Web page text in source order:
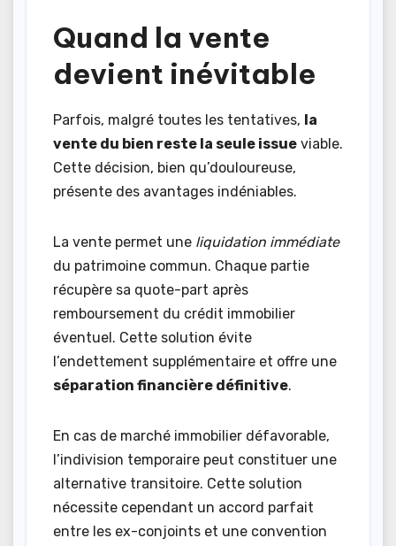
Quand la vente
devient inévitable
Parfois, malgré toutes les tentatives, la
vente du bien reste la seule issue viable.
Cette décision, bien qu’douloureuse,
présente des avantages indéniables.
La vente permet une liquidation immédiate
du patrimoine commun. Chaque partie
récupère sa quote-part après
remboursement du crédit immobilier
éventuel. Cette solution évite
l’endettement supplémentaire et offre une
séparation financière définitive.
En cas de marché immobilier défavorable,
l’indivision temporaire peut constituer une
alternative transitoire. Cette solution
nécessite cependant un accord parfait
entre les ex-conjoints et une convention